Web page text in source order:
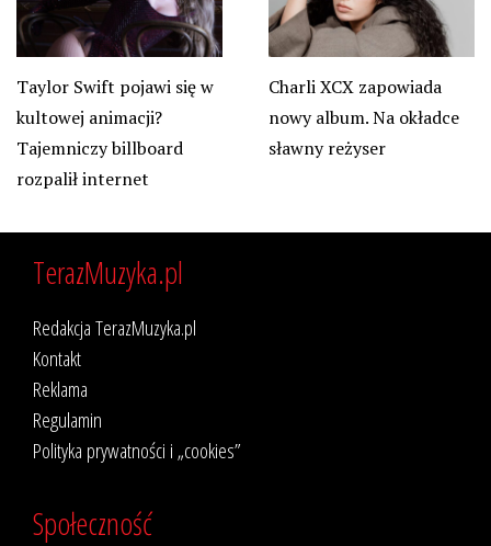
Taylor Swift pojawi się w
kultowej animacji?
Tajemniczy billboard
rozpalił internet
Charli XCX zapowiada
nowy album. Na okładce
sławny reżyser
TerazMuzyka.pl
Redakcja TerazMuzyka.pl
Kontakt
Reklama
Regulamin
Polityka prywatności i „cookies”
Społeczność